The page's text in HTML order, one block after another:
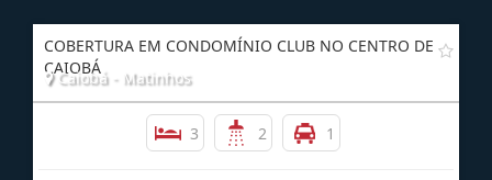
R$ 1.400.000,00
COBERTURA EM CONDOMÍNIO CLUB NO CENTRO DE